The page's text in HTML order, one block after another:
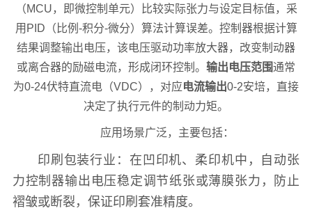
（MCU，即微控制单元）比较实际张力与设定目标值，采
用PID（比例-积分-微分）算法计算误差。控制器根据计算
结果调整输出电压，该电压驱动功率放大器，改变制动器
或离合器的励磁电流，形成闭环控制。 输出电压范围通常
为0-24伏特直流电（VDC），对应电流输出0-2安培，直接
决定了执行元件的制动力矩。
应用场景广泛，主要包括：
印刷包装行业：在凹印机、柔印机中，自动张
力控制器输出电压稳定调节纸张或薄膜张力，防止
褶皱或断裂，保证印刷套准精度。